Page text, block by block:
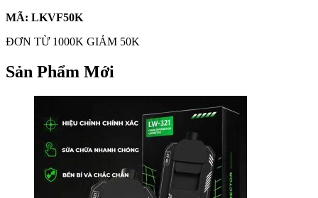
MÃ: LKVF50K
ĐƠN TỪ 1000K GIẢM 50K
Sản Phẩm Mới